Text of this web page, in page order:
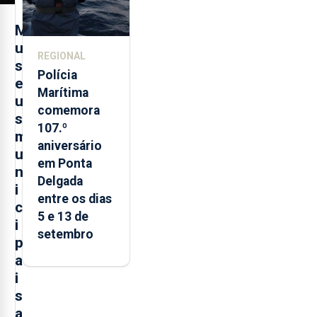
M
u
s
e
u
s
m
u
n
i
c
i
p
a
i
s
a
REGIONAL
Polícia
Marítima
comemora
107.º
aniversário
em Ponta
Delgada
entre os dias
5 e 13 de
setembro